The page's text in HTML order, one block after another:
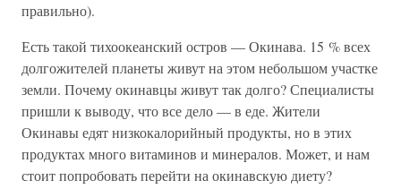
правильно).
Есть такой тихоокеанский остров — Окинава. 15 % всех
долгожителей планеты живут на этом небольшом участке
земли. Почему окинавцы живут так долго? Специалисты
пришли к выводу, что все дело — в еде. Жители
Окинавы едят низкокалорийный продукты, но в этих
продуктах много витаминов и минералов. Может, и нам
стоит попробовать перейти на окинавскую диету?